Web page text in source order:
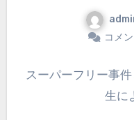
コメ
スーパーフリー事
生に